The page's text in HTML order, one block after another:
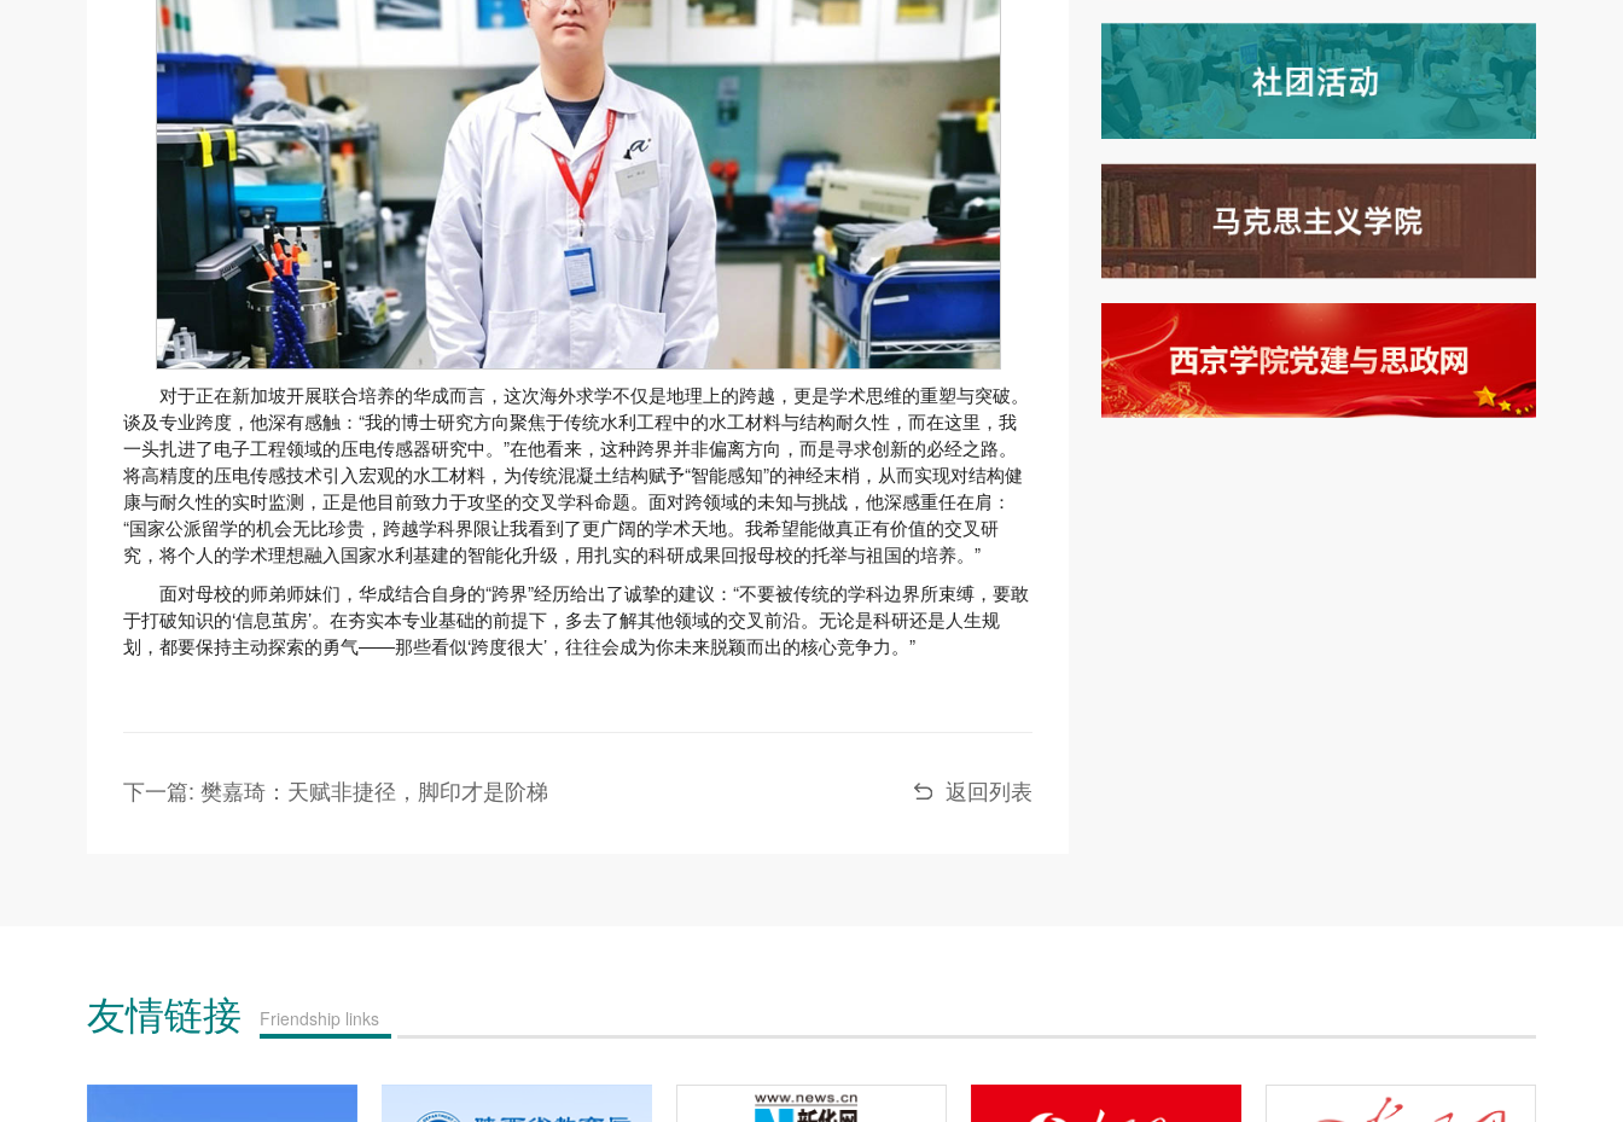
对于正在新加坡开展联合培养的华成而言，这次海外求学不仅是地理上的跨越，更是学术思维的重塑与突破。
谈及专业跨度，他深有感触：“我的博士研究方向聚焦于传统水利工程中的水工材料与结构耐久性，而在这里，我
一头扎进了电子工程领域的压电传感器研究中。”在他看来，这种跨界并非偏离方向，而是寻求创新的必经之路。
将高精度的压电传感技术引入宏观的水工材料，为传统混凝土结构赋予“智能感知”的神经末梢，从而实现对结构健
康与耐久性的实时监测，正是他目前致力于攻坚的交叉学科命题。面对跨领域的未知与挑战，他深感重任在肩：
“国家公派留学的机会无比珍贵，跨越学科界限让我看到了更广阔的学术天地。我希望能做真正有价值的交叉研
究，将个人的学术理想融入国家水利基建的智能化升级，用扎实的科研成果回报母校的托举与祖国的培养。”
面对母校的师弟师妹们，华成结合自身的“跨界”经历给出了诚挚的建议：“不要被传统的学科边界所束缚，要敢
于打破知识的‘信息茧房’。在夯实本专业基础的前提下，多去了解其他领域的交叉前沿。无论是科研还是人生规
划，都要保持主动探索的勇气——那些看似‘跨度很大’，往往会成为你未来脱颖而出的核心竞争力。”
下一篇: 樊嘉琦：天赋非捷径，脚印才是阶梯 返回列表
友情链接 Friendship links